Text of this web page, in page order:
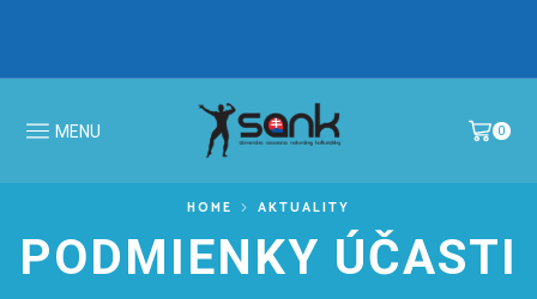
MENU 0
HOME AKTUALITY
PODMIENKY ÚČASTI